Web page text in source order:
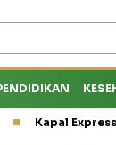
Express Bahari